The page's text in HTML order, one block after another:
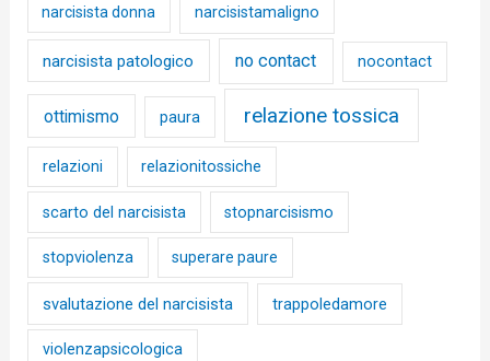
narcisista donna narcisistamaligno
narcisista patologico no contact nocontact
ottimismo paura relazione tossica
relazioni relazionitossiche
scarto del narcisista stopnarcisismo
stopviolenza superare paure
svalutazione del narcisista trappoledamore
violenzapsicologica